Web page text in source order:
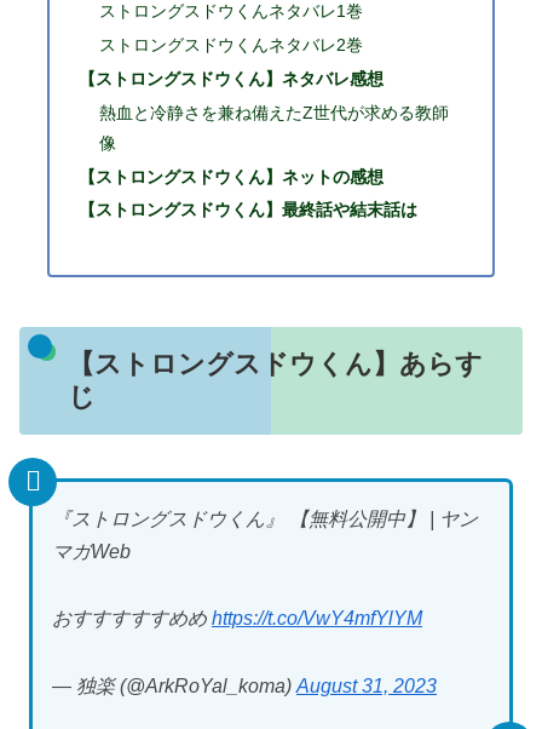
ストロングスドウくんネタバレ1巻
ストロングスドウくんネタバレ2巻
【ストロングスドウくん】ネタバレ感想
熱血と冷静さを兼ね備えたZ世代が求める教師
像
【ストロングスドウくん】ネットの感想
【ストロングスドウくん】最終話や結末話は
【ストロングスドウくん】あらす
じ
『ストロングスドウくん』 【無料公開中】 | ヤン
マガWeb
おすすすすすめめ https://t.co/VwY4mfYlYM
— 独楽 (@ArkRoYal_koma) August 31, 2023